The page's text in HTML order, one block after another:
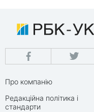
Про компанію
Редакційна політика і
стандарти